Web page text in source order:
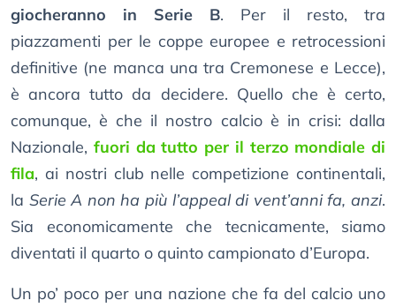
giocheranno in Serie B. Per il resto, tra
piazzamenti per le coppe europee e retrocessioni
definitive (ne manca una tra Cremonese e Lecce),
è ancora tutto da decidere. Quello che è certo,
comunque, è che il nostro calcio è in crisi: dalla
Nazionale, fuori da tutto per il terzo mondiale di
fila, ai nostri club nelle competizione continentali,
la Serie A non ha più l’appeal di vent’anni fa, anzi.
Sia economicamente che tecnicamente, siamo
diventati il quarto o quinto campionato d’Europa.
Un po’ poco per una nazione che fa del calcio uno